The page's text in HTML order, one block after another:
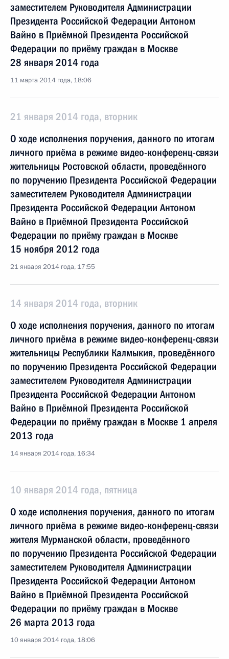
заместителем Руководителя Администрации
Президента Российской Федерации Антоном
Вайно в Приёмной Президента Российской
Федерации по приёму граждан в Москве
28 января 2014 года
11 марта 2014 года, 18:06
21 января 2014 года, вторник
О ходе исполнения поручения, данного по итогам
личного приёма в режиме видео-конференц-связи
жительницы Ростовской области, проведённого
по поручению Президента Российской Федерации
заместителем Руководителя Администрации
Президента Российской Федерации Антоном
Вайно в Приёмной Президента Российской
Федерации по приёму граждан в Москве
15 ноября 2012 года
21 января 2014 года, 17:55
14 января 2014 года, вторник
О ходе исполнения поручения, данного по итогам
личного приёма в режиме видео-конференц-связи
жительницы Республики Калмыкия, проведённого
по поручению Президента Российской Федерации
заместителем Руководителя Администрации
Президента Российской Федерации Антоном
Вайно в Приёмной Президента Российской
Федерации по приёму граждан в Москве 1 апреля
2013 года
14 января 2014 года, 16:34
10 января 2014 года, пятница
О ходе исполнения поручения, данного по итогам
личного приёма в режиме видео-конференц-связи
жителя Мурманской области, проведённого
по поручению Президента Российской Федерации
заместителем Руководителя Администрации
Президента Российской Федерации Антоном
Вайно в Приёмной Президента Российской
Федерации по приёму граждан в Москве
26 марта 2013 года
10 января 2014 года, 18:06